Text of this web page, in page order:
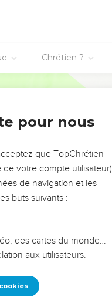
Chrétien ?
pour nous
que TopChrétien
votre compte utilisateur)
de navigation et les
buts suivants :
des cartes du monde…
aux utilisateurs.